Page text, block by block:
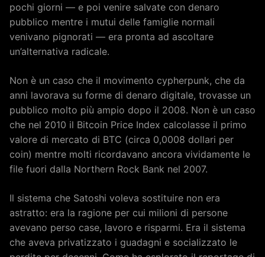
pochi giorni — e poi venire salvate con denaro
pubblico mentre i mutui delle famiglie normali
venivano pignorati — era pronta ad ascoltare
un’alternativa radicale.
Non è un caso che il movimento cypherpunk, che da
anni lavorava su forme di denaro digitale, trovasse un
pubblico molto più ampio dopo il 2008. Non è un caso
che nel 2010 il Bitcoin Price Index calcolasse il primo
valore di mercato di BTC (circa 0,0008 dollari per
coin) mentre molti ricordavano ancora vividamente le
file fuori dalla Northern Rock Bank nel 2007.
Il sistema che Satoshi voleva sostituire non era
astratto: era la ragione per cui milioni di persone
avevano perso case, lavoro e risparmi. Era il sistema
che aveva privatizzato i guadagni e socializzato le